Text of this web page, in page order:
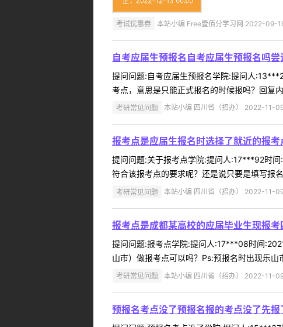
考试优惠券 本站小编 Free壹佰分学习网 2022-09-
自考应届生预报名自考应届生预报名吗
提问问题:自考应届生预报名学院:提问人
考点，意思是只能正式报名的时候报吗？回复
考研常见问题 本站小编 四川省（招办） 2022-11-
报考点是应届生报名时选择了就近的报
提问问题:关于报考点学院:提问人:17***92时
符合该报考点的要求呢？还是说只要是填写报
考研常见问题 本站小编 四川省（招办） 2022-11-
报考点是成都某高校的应届毕业生现报
提问问题:报考点学院:提问人:17***08时间
山市）做报考点可以吗？Ps:预报名时出现乐
考研常见问题 本站小编 四川省（招办） 2022-11-
预报名考点没了预报名报的考点没了先